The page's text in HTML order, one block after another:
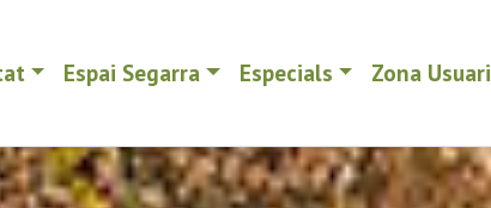
Espai Segarra Especials Zona Usuari